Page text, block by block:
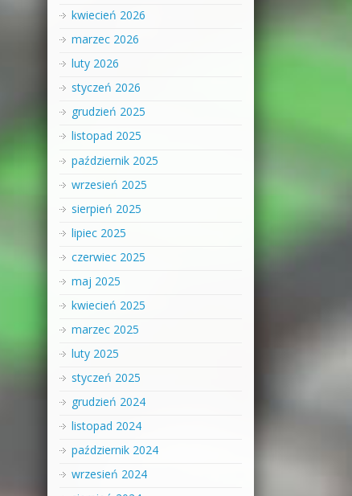
kwiecień 2026
marzec 2026
luty 2026
styczeń 2026
grudzień 2025
listopad 2025
październik 2025
wrzesień 2025
sierpień 2025
lipiec 2025
czerwiec 2025
maj 2025
kwiecień 2025
marzec 2025
luty 2025
styczeń 2025
grudzień 2024
listopad 2024
październik 2024
wrzesień 2024